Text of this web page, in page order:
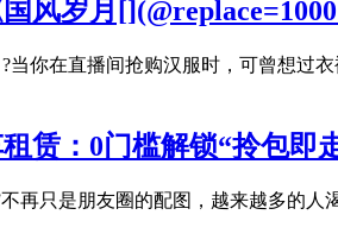
风岁月
当你在直播间抢购汉服时，可曾想过
赁：0门槛解锁“拎包即
不再只是朋友圈的配图，越来越多的